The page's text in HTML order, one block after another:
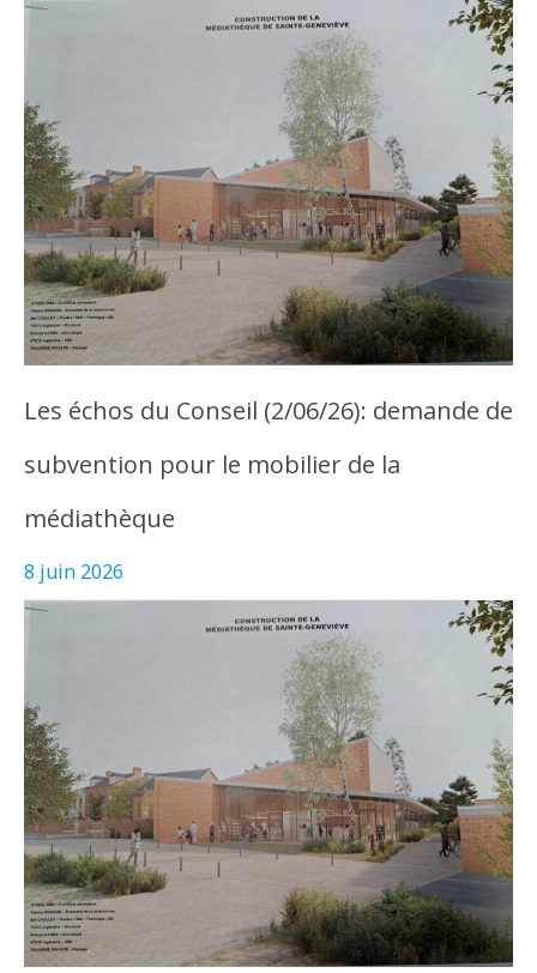
Les échos du Conseil (2/06/26): demande de
subvention pour le mobilier de la
médiathèque
8 juin 2026